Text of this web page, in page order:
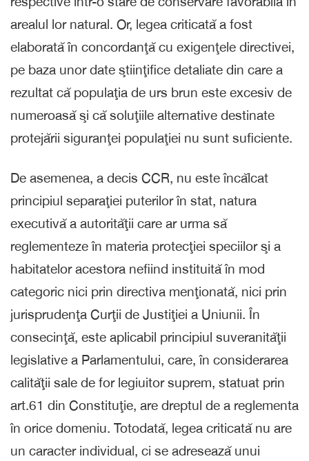
arealul lor natural. Or, legea criticată a fost
elaborată în concordanţă cu exigenţele directivei,
pe baza unor date ştiinţifice detaliate din care a
rezultat că populaţia de urs brun este excesiv de
numeroasă şi că soluţiile alternative destinate
protejării siguranţei populaţiei nu sunt suficiente.
De asemenea, a decis CCR, nu este încălcat
principiul separaţiei puterilor în stat, natura
executivă a autorităţii care ar urma să
reglementeze în materia protecţiei speciilor şi a
habitatelor acestora nefiind instituită în mod
categoric nici prin directiva menţionată, nici prin
jurisprudenţa Curţii de Justiţiei a Uniunii. În
consecinţă, este aplicabil principiul suveranităţii
legislative a Parlamentului, care, în considerarea
calităţii sale de for legiuitor suprem, statuat prin
art.61 din Constituţie, are dreptul de a reglementa
în orice domeniu. Totodată, legea criticată nu are
un caracter individual, ci se adresează unui